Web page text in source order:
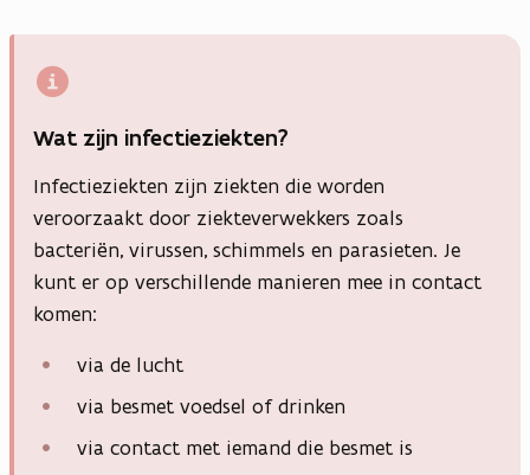
Wat zijn infectieziekten?
Infectieziekten zijn ziekten die worden
veroorzaakt door ziekteverwekkers zoals
bacteriën, virussen, schimmels en parasieten. Je
kunt er op verschillende manieren mee in contact
komen:
via de lucht
via besmet voedsel of drinken
via contact met iemand die besmet is